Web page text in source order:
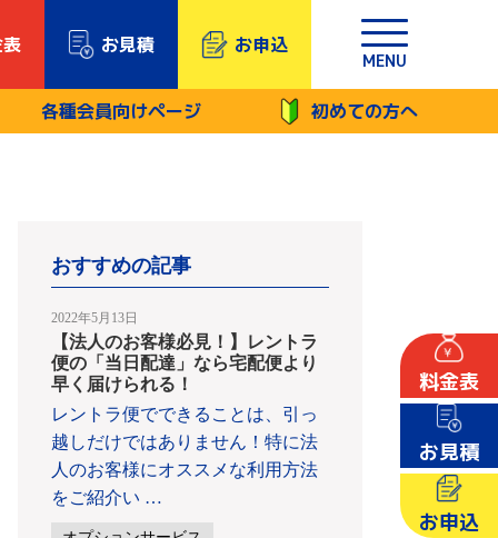
料金表
お見積
お申込
お見積 お申込
MENU
各種会員向けページ 初めての方へ
おすすめの記事
2022年5月13日
【法人のお客様必見！】レントラ
便の「当日配達」なら宅配便より
早く届けられる！
レントラ便でできることは、引っ
越しだけではありません！特に法
人のお客様にオススメな利用方法
をご紹介い …